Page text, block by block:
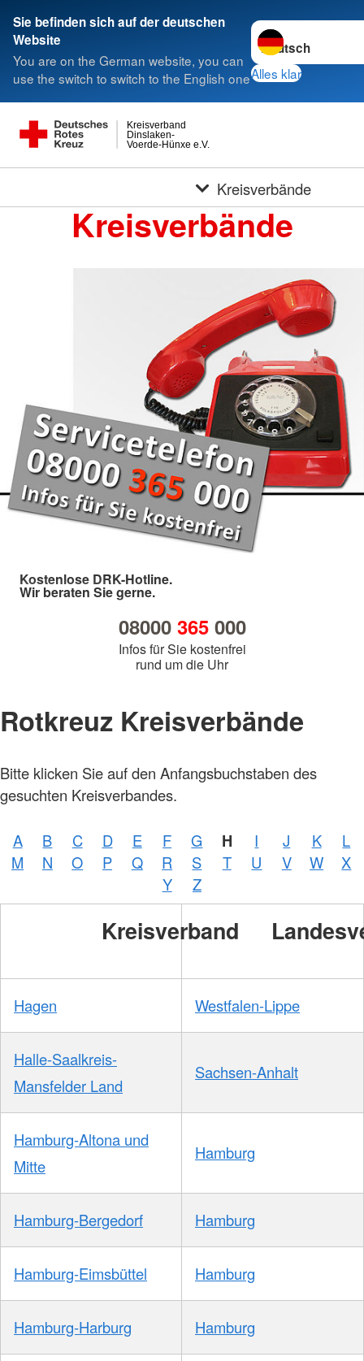
Sie befinden sich auf der deutschen
Website
You are on the German website, you can
use the switch to switch to the English one
Sprache wechseln
Alles klar
Voerde-Hünxe e.V.
Dinslaken-
Kreisverband
Kreisverbände
Kreisverbände
Kostenlose DRK-Hotline.
Wir beraten Sie gerne.
08000 365000
Infos für Sie kostenfrei
rund um die Uhr
Rotkreuz Kreisverbände
Bitte klicken Sie auf den Anfangsbuchstaben des
gesuchten Kreisverbandes.
A B C D E F G H I J K
L
M
N O P Q R S T U V W
X
Y
Z
Kreisverband
Hagen Westfalen-Lippe
Halle-Saalkreis-
Mansfelder Land
Sachsen-Anhalt
Hamburg-Altona und
Mitte
Hamburg
Hamburg-Bergedorf Hamburg
Hamburg-Eimsbüttel Hamburg
Hamburg-Harburg Hamburg
Foto:
DRKS